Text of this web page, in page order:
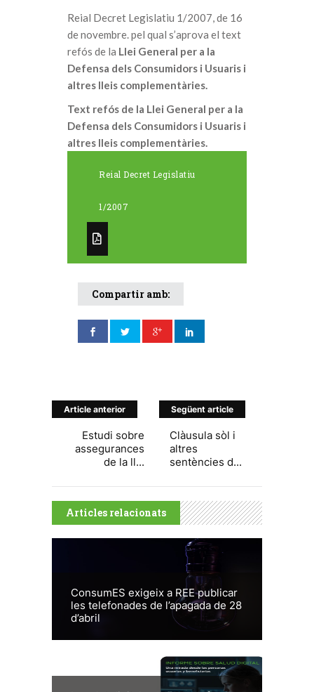
Reial Decret Legislatiu 1/2007, de 16
de novembre. pel qual s’aprova el text
refós de la Llei General per a la
Defensa dels Consumidors i Usuaris i
altres lleis complementàries.
Text refós de la Llei General per a la
Defensa dels Consumidors i Usuaris i
altres lleis complementàries.
Reial Decret Legislatiu
1/2007
Compartir amb:
Article anterior
Estudi sobre
assegurances
de la ll...
Següent article
Clàusula sòl i
altres
sentències d...
Articles relacionats
ConsumES exigeix a REE publicar
les telefonades de l’apagada de 28
d’abril